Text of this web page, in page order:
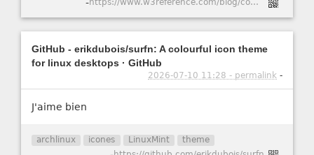
https://www.w3reference.com/blog/comment-cr-er-un-certificat-ssl-auto-sign-pour-apache-dans-ubuntu-20-04/
GitHub - erikdubois/surfn: A colourful icon theme
for linux desktops · GitHub
2026-07-10 11:28 - permalink -
J'aime bien
archlinux icones LinuxMint theme